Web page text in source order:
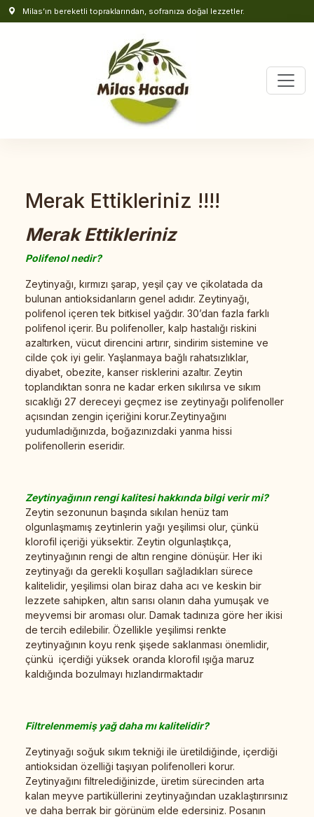
Milas’ın bereketli topraklarından, sofranıza doğal lezzetler.
Merak Ettikleriniz !!!!
Merak Ettikleriniz
Polifenol nedir?
Zeytinyağı, kırmızı şarap, yeşil çay ve çikolatada da
bulunan antioksidanların genel adıdır. Zeytinyağı,
polifenol içeren tek bitkisel yağdır. 30’dan fazla farklı
polifenol içerir. Bu polifenoller, kalp hastalığı riskini
azaltırken, vücut direncini artırır, sindirim sistemine ve
cilde çok iyi gelir. Yaşlanmaya bağlı rahatsızlıklar,
diyabet, obezite, kanser risklerini azaltır. Zeytin
toplandıktan sonra ne kadar erken sıkılırsa ve sıkım
sıcaklığı 27 dereceyi geçmez ise zeytinyağı polifenoller
açısından zengin içeriğini korur.Zeytinyağını
yudumladığınızda, boğazınızdaki yanma hissi
polifenollerin eseridir.
Zeytinyağının rengi kalitesi hakkında bilgi verir mi?
Zeytin sezonunun başında sıkılan henüz tam
olgunlaşmamış zeytinlerin yağı yeşilimsi olur, çünkü
klorofil içeriği yüksektir. Zeytin olgunlaştıkça,
zeytinyağının rengi de altın rengine dönüşür. Her iki
zeytinyağı da gerekli koşulları sağladıkları sürece
kalitelidir, yeşilimsi olan biraz daha acı ve keskin bir
lezzete sahipken, altın sarısı olanın daha yumuşak ve
meyvemsi bir aroması olur. Damak tadınıza göre her ikisi
de tercih edilebilir. Özellikle yeşilimsi renkte
zeytinyağının koyu renk şişede saklanması önemlidir,
çünkü içerdiği yüksek oranda klorofil ışığa maruz
kaldığında bozulmayı hızlandırmaktadır
Filtrelenmemiş yağ daha mı kalitelidir?
Zeytinyağı soğuk sıkım tekniği ile üretildiğinde, içerdiği
antioksidan özelliği taşıyan polifenolleri korur.
Zeytinyağını filtrelediğinizde, üretim sürecinden arta
kalan meyve partiküllerini zeytinyağından uzaklaştırırsınız
ve daha berrak bir görünüm elde edersiniz. Posanın